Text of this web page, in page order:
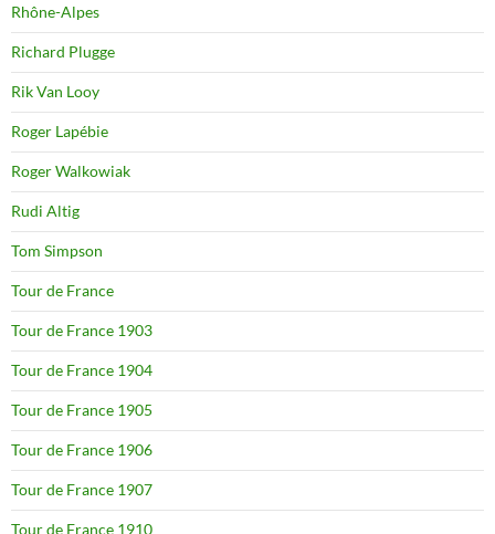
Rhône-Alpes
Richard Plugge
Rik Van Looy
Roger Lapébie
Roger Walkowiak
Rudi Altig
Tom Simpson
Tour de France
Tour de France 1903
Tour de France 1904
Tour de France 1905
Tour de France 1906
Tour de France 1907
Tour de France 1910